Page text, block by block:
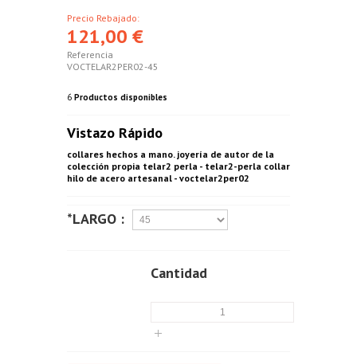
Precio Rebajado:
121,00 €
Referencia
VOCTELAR2PER02-45
6 Productos disponibles
Vistazo Rápido
collares hechos a mano. joyería de autor de la
colección propia telar2 perla - telar2-perla collar
hilo de acero artesanal - voctelar2per02
*LARGO :
Cantidad